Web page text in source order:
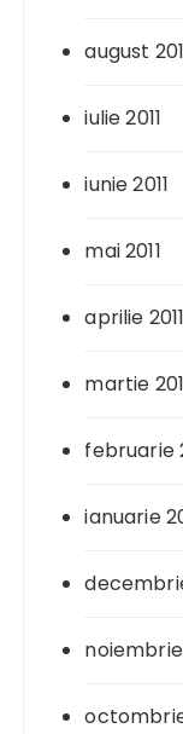
august
iulie 2011
iunie 2011
mai 2011
aprilie 2011
martie
februarie
ianuarie
noiembrie